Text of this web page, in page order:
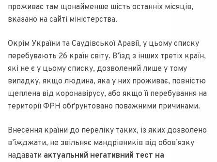
проживає там щонайменше шість останніх місяців,
вказано на сайті міністерства.
Окрім України та Саудівської Аравії, у цьому списку
перебувають 26 країн світу. В’їзд з інших третіх країн,
які не є у цьому списку, дозволений лише у тому
випадку, якщо людина, яка у них проживає, повністю
щеплена від коронавірусу, або якщо її перебування на
території ФРН обґрунтовано поважними причинами.
Внесення країни до переліку таких, із яких дозволено
в’їжджати, не звільняє мандрівників від обов’язку
надавати актуальний негативний тест на